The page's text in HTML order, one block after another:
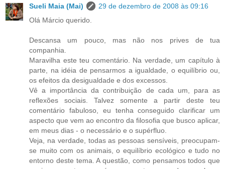
Sueli Maia (Mai)
29 de dezembro de 2008 às 09:16
Olá Márcio querido.
Descansa um pouco, mas não nos prives de tua
companhia.
Maravilha este teu comentário. Na verdade, um capítulo à
parte, na idéia de pensarmos a igualdade, o equilíbrio ou,
os efeitos da desigualdade e dos excessos.
Vê a importância da contribuição de cada um, para as
reflexões sociais. Talvez somente a partir deste teu
comentário fabuloso, eu tenha conseguido clarificar um
aspecto que vem ao encontro da filosofia que busco aplicar,
em meus dias - o necessário e o supérfluo.
Veja, na verdade, todas as pessoas sensíveis, preocupam-
se muito com os animais, o equilíbrio ecológico e tudo no
entorno deste tema. A questão, como pensamos todos que